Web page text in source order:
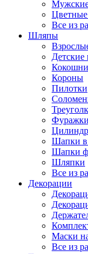
Все из
Шляпы
Короны
Пилотки
Фуражки
Шапки в
Шапки
Шляпки
Все из
Декорации
Маски
Все из